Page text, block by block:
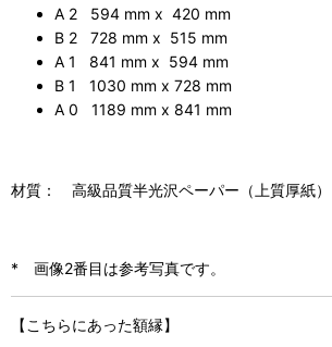
A 2 594 mm x 420 mm
B 2 728 mm x 515 mm
A 1 841 mm x 594 mm
B 1 1030 mm x 728 mm
A 0 1189 mm x 841 mm
材質： 高級品質半光沢ペーパー（上質厚紙）
* 画像2番目は参考写真です。
【こちらにあった額縁】